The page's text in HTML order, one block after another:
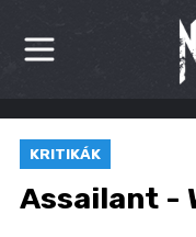
HÍREK
KRITIKÁK
KRITIKÁK
Assailant -